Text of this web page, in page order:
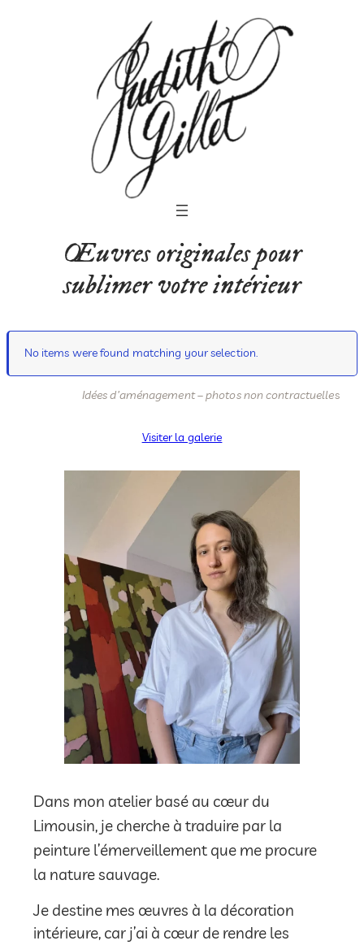
Œuvres originales pour
sublimer votre intérieur
No items were found matching your selection.
Idées d’aménagement – photos non contractuelles
Visiter la galerie
Dans mon atelier basé au cœur du
Limousin, je cherche à traduire par la
peinture l’émerveillement que me procure
la nature sauvage.
Je destine mes œuvres à la décoration
intérieure, car j’ai à cœur de rendre les